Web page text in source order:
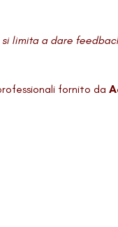
limita a dare
fornito da